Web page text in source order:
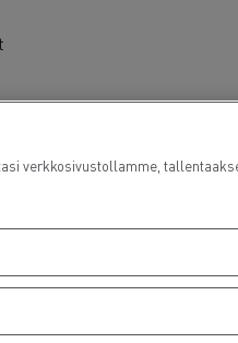
verkkosivustollamme,